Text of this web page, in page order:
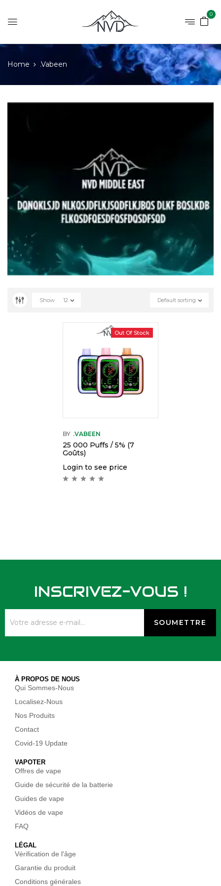
0
Home .Vabeen
Default sorting
Show 12
Out Of Stock
BY .VABEEN
25 000 Puffs / 5% (7
Goûts)
Login to see price
INSCRIVEZ-VOUS !
À PROPOS DE NOUS
Qui Sommes-Nous
Localisez-Nous
Nos Produits
Contact
Covid-19 Update
VAPOTER
Offres de vape
Guide de sécurité de la batterie
Guides de vape
Vidéos de vape
FAQ
LÉGAL
Vérification de l'âge
Garantie du produit
Conditions générales